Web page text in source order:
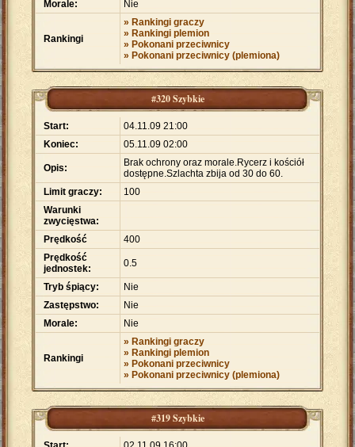
Morale:
Nie
Rankingi
» Rankingi graczy
» Rankingi plemion
» Pokonani przeciwnicy
» Pokonani przeciwnicy (plemiona)
#320 Szybkie
Start:
04.11.09 21:00
Koniec:
05.11.09 02:00
Opis:
Brak ochrony oraz morale.Rycerz i kościół
dostępne.Szlachta zbija od 30 do 60.
Limit graczy:
100
Warunki
zwycięstwa:
Prędkość
400
Prędkość
jednostek:
0.5
Tryb śpiący:
Nie
Zastępstwo:
Nie
Morale:
Nie
Rankingi
» Rankingi graczy
» Rankingi plemion
» Pokonani przeciwnicy
» Pokonani przeciwnicy (plemiona)
#319 Szybkie